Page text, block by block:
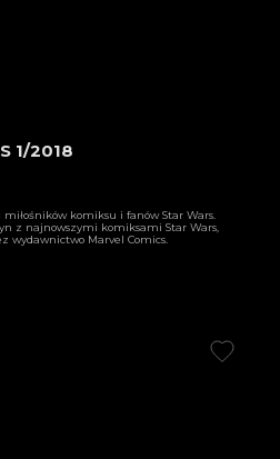
1/2018
komiksu i fanów Star Wars.
z najnowszymi komiksami Star Wars,
wydawnictwo Marvel Comics.